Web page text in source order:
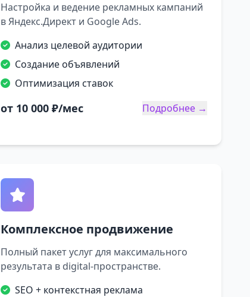
Настройка и ведение рекламных кампаний
в Яндекс.Директ и Google Ads.
Анализ целевой аудитории
Создание объявлений
Оптимизация ставок
от 10 000 ₽/мес Подробнее →
Комплексное продвижение
Полный пакет услуг для максимального
результата в digital-пространстве.
SEO + контекстная реклама